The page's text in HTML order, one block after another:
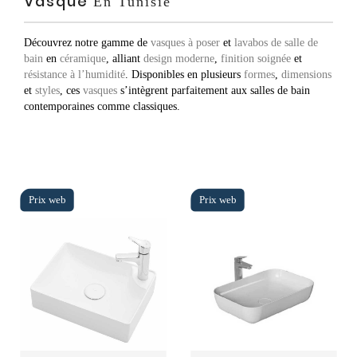
Découvrez notre gamme de vasques à poser et lavabos de salle de
bain en céramique , alliant design moderne finition soignée et
résistance à l’humidité . Disponibles en plusieurs formes dimensions
et styles , ces vasques s’intègrent parfaitement aux salles de bain
contemporaines comme classiques.